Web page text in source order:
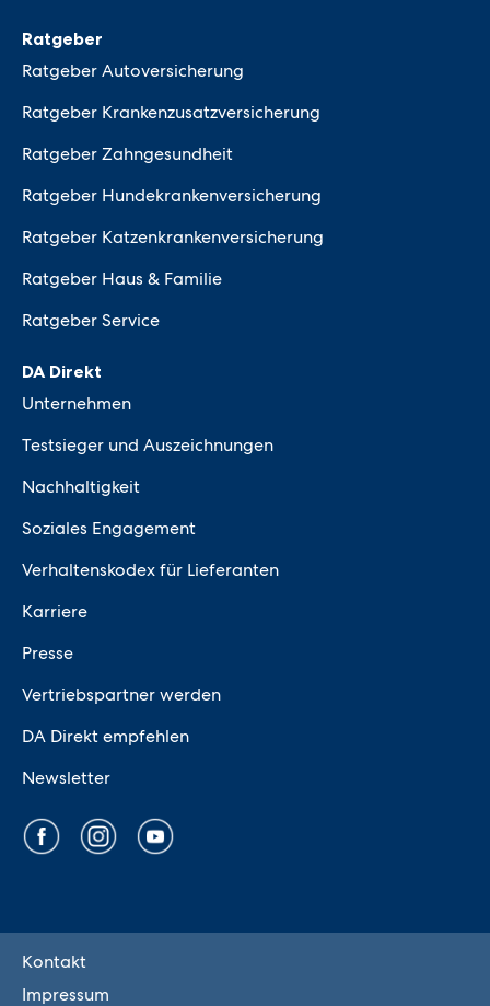
Ratgeber
Ratgeber Autoversicherung
Ratgeber Krankenzusatzversicherung
Ratgeber Zahngesundheit
Ratgeber Hundekrankenversicherung
Ratgeber Katzenkrankenversicherung
Ratgeber Haus & Familie
Ratgeber Service
DA Direkt
Unternehmen
Testsieger und Auszeichnungen
Nachhaltigkeit
Soziales Engagement
Verhaltenskodex für Lieferanten
Karriere
Presse
Vertriebspartner werden
DA Direkt empfehlen
Newsletter
Kontakt
Impressum